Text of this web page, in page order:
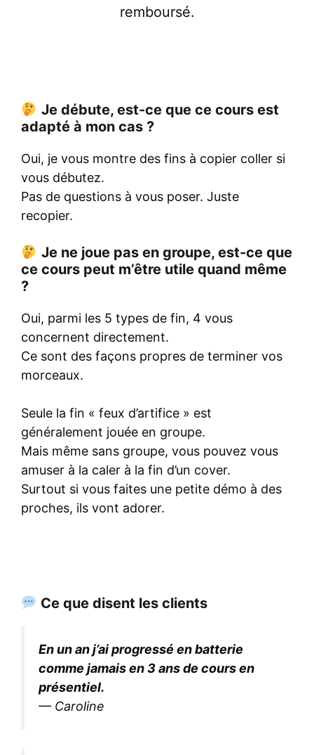
remboursé.
Je débute, est-ce que ce cours est
adapté à mon cas ?
Oui, je vous montre des fins à copier coller si
vous débutez.
Pas de questions à vous poser. Juste
recopier.
Je ne joue pas en groupe, est-ce que
ce cours peut m’être utile quand même
?
Oui, parmi les 5 types de fin, 4 vous
concernent directement.
Ce sont des façons propres de terminer vos
morceaux.
Seule la fin « feux d’artifice » est
généralement jouée en groupe.
Mais même sans groupe, vous pouvez vous
amuser à la caler à la fin d’un cover.
Surtout si vous faites une petite démo à des
proches, ils vont adorer.
Ce que disent les clients
En un an j’ai progressé en batterie
comme jamais en 3 ans de cours en
présentiel.
— Caroline